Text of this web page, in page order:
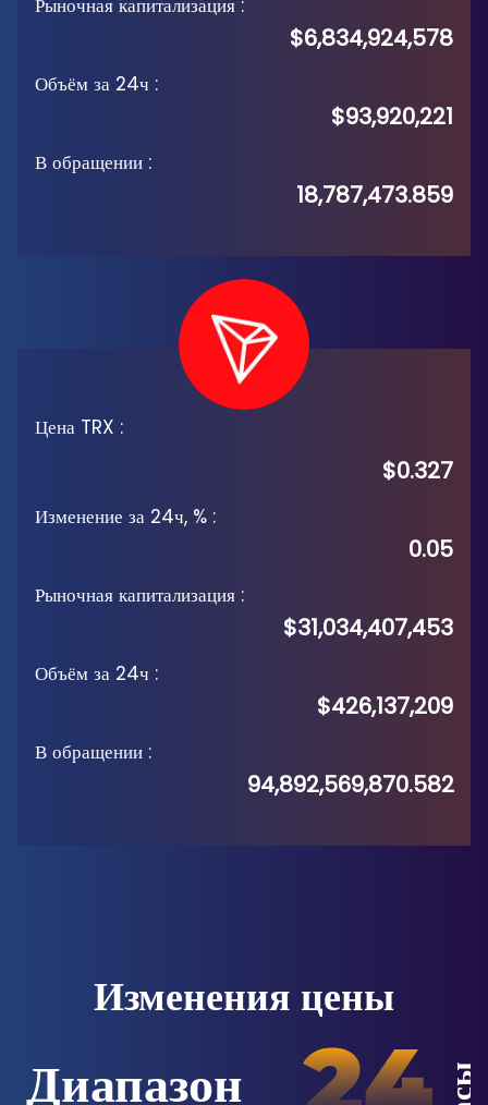
Рыночная капитализация :
$6,834,924,578
Объём за 24ч :
$93,920,221
В обращении :
18,787,473.859
Цена TRX :
$0.327
Изменение за 24ч, % :
0.05
Рыночная капитализация :
$31,034,407,453
Объём за 24ч :
$426,137,209
В обращении :
94,892,569,870.582
Изменения цены
Диапазон